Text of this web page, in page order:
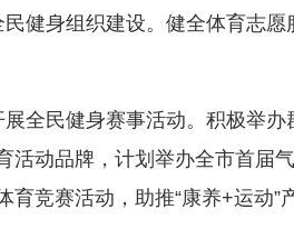
身组织建设。健全体育志愿
民健身赛事活动。积极举办
活动品牌，计划举办全市首届
育竞赛活动，助推“康养+运动”